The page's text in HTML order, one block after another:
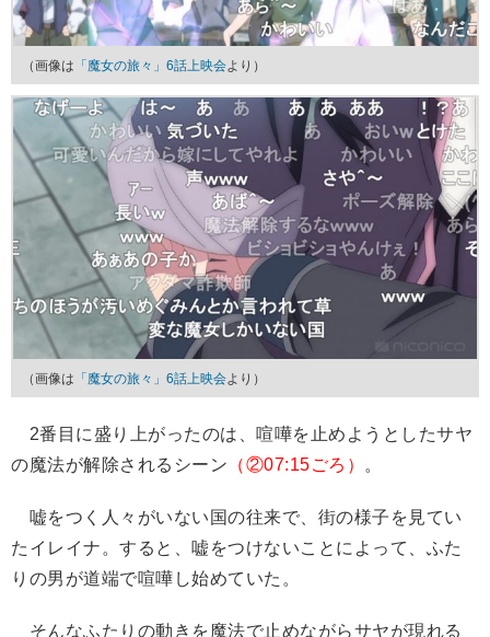
（画像は 「魔女の旅々」6話上映会より）
（画像は 「魔女の旅々」6話上映会より）
2番目に盛り上がったのは、喧嘩を止めようとしたサヤ
の魔法が解除されるシーン （②07:15ごろ） 。
嘘をつく人々がいない国の往来で、街の様子を見てい
たイレイナ。すると、嘘をつけないことによって、ふた
りの男が道端で喧嘩し始めていた。
そんなふたりの動きを魔法で止めながらサヤが現れる